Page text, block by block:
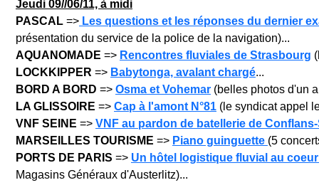
Jeudi 09//06/11, à midi
PASCAL => Les questions et les réponses du dernier
présentation du service de la police de la navigation)...
AQUANOMADE => Rencontres fluviales de Strasbourg
LOCKKIPPER => Babytonga, avalant chargé...
BORD A BORD => Osma et Vohemar (belles photos d'un
LA GLISSOIRE => Cap à l'amont N°81 (le syndicat appel
VNF SEINE => VNF au pardon de batellerie de
MARSEILLES TOURISME => Piano guinguette (5
PORTS DE PARIS => Un hôtel logistique fluvial au
Magasins Généraux d'Austerlitz)...